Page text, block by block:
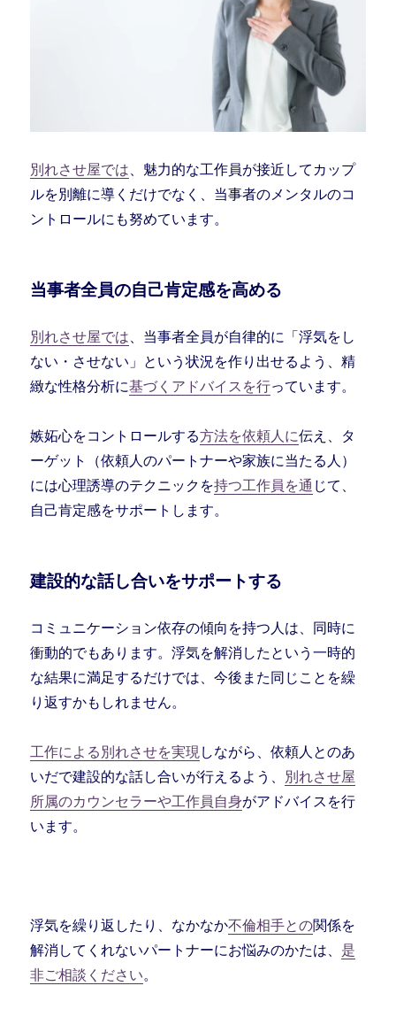
別れさせ屋では、魅力的な工作員が接近してカップ
ルを別離に導くだけでなく、当事者のメンタルのコ
ントロールにも努めています。
当事者全員の自己肯定感を高める
別れさせ屋では、当事者全員が自律的に「浮気をし
ない・させない」という状況を作り出せるよう、精
緻な性格分析に基づくアドバイスを行っています。
嫉妬心をコントロールする方法を依頼人に伝え、タ
ーゲット（依頼人のパートナーや家族に当たる人）
には心理誘導のテクニックを持つ工作員を通 じて、
自己肯定感をサポートします。
建設的な話し合いをサポートする
コミュニケーション依存の傾向を持つ人は、同時に
衝動的でもあります。浮気を解消したという一時的
な結果に満足するだけでは、今後また同じことを繰
り返すかもしれません。
工作による別れさせを実現しながら、依頼人とのあ
いだで建設的な話し合いが行えるよう、 別れさせ屋
所属のカウンセラーや工作員自身がアドバイスを行
います。
浮気を繰り返したり、なかなか不倫相手との関係を
解消してくれないパートナーにお悩みのかたは、 是
非ご相談ください。